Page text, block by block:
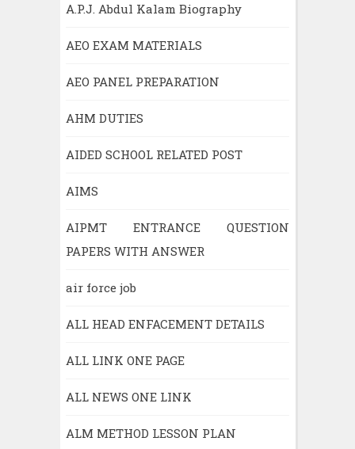
A.P.J. Abdul Kalam Biography
AEO EXAM MATERIALS
AEO PANEL PREPARATION
AHM DUTIES
AIDED SCHOOL RELATED POST
AIMS
AIPMT ENTRANCE QUESTION
PAPERS WITH ANSWER
air force job
ALL HEAD ENFACEMENT DETAILS
ALL LINK ONE PAGE
ALL NEWS ONE LINK
ALM METHOD LESSON PLAN